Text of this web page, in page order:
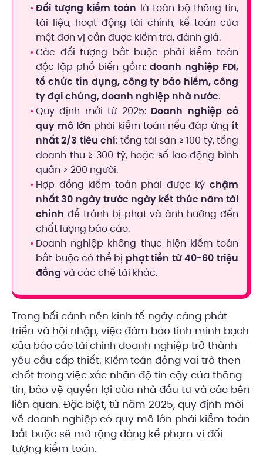
Đối tượng kiểm toán là toàn bộ thông tin,
tài liệu, hoạt động tài chính, kế toán của
một đơn vị cần được kiểm tra, đánh giá.
Các đối tượng bắt buộc phải kiểm toán
độc lập phổ biến gồm: doanh nghiệp FDI,
tổ chức tín dụng, công ty bảo hiểm, công
ty đại chúng, doanh nghiệp nhà nước.
Quy định mới từ 2025: Doanh nghiệp có
quy mô lớn phải kiểm toán nếu đáp ứng ít
nhất 2/3 tiêu chí: tổng tài sản ≥ 100 tỷ, tổng
doanh thu ≥ 300 tỷ, hoặc số lao động bình
quân > 200 người.
Hợp đồng kiểm toán phải được ký chậm
nhất 30 ngày trước ngày kết thúc năm tài
chính để tránh bị phạt và ảnh hưởng đến
chất lượng báo cáo.
Doanh nghiệp không thực hiện kiểm toán
bắt buộc có thể bị phạt tiền từ 40-60 triệu
đồng và các chế tài khác.
Trong bối cảnh nền kinh tế ngày càng phát
triển và hội nhập, việc đảm bảo tính minh bạch
của báo cáo tài chính doanh nghiệp trở thành
yêu cầu cấp thiết. Kiểm toán đóng vai trò then
chốt trong việc xác nhận độ tin cậy của thông
tin, bảo vệ quyền lợi của nhà đầu tư và các bên
liên quan. Đặc biệt, từ năm 2025, quy định mới
về doanh nghiệp có quy mô lớn phải kiểm toán
bắt buộc sẽ mở rộng đáng kể phạm vi đối
tượng kiểm toán.